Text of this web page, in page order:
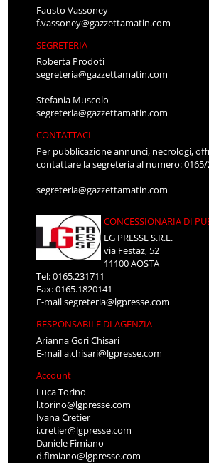
Fausto Vassoney
f.vassoney@gazzettamatin.com
SEGRETERIA
Roberta Prodoti
segreteria@gazzettamatin.com
Stefania Muscolo
segreteria@gazzettamatin.com
CONTATTACI
Per pubblicazione annunci, necrologi,
contattare la segreteria al numero: 0165/
segreteria@gazzettamatin.com
CONCESSIONARIA DI
LG PRESSE S.R.L.
via Festaz, 52
11100 AOSTA
Tel: 0165.231711
Fax: 0165.1820141
E-mailsegreteria@lgpresse.com
RESPONSABILE DI AGENZIA
Arianna Gori Chisari
E-maila.chisari@lgpresse.com
Account
Luca Torino
l.torino@lgpresse.com
Ivana Cretier
i.cretier@lgpresse.com
Daniele Fimiano
d.fimiano@lgpresse.com